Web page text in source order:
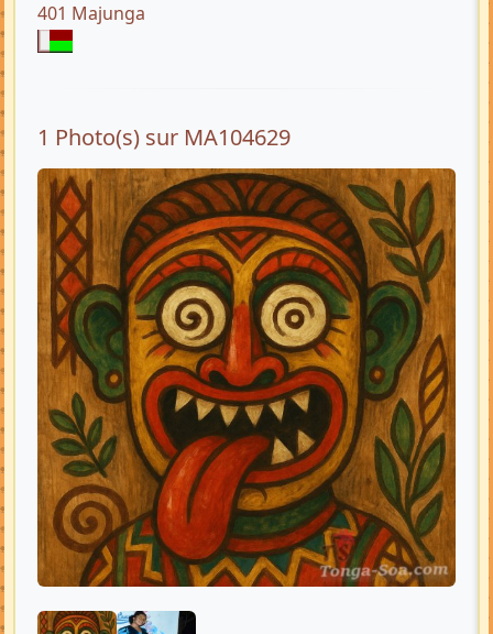
401 Majunga
1 Photo(s) sur MA104629